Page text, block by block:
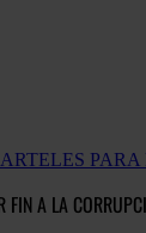
A LA